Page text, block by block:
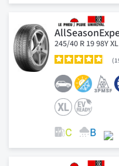
245/40 R 19 98Y XL